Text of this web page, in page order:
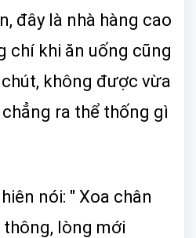
đây là nhà hàng cao
chí khi ăn uống cũng
không được vừa
ra thể thống gì
nói: " Xoa chân
lòng mới